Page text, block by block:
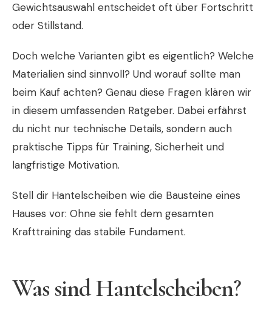
Gewichtsauswahl entscheidet oft über Fortschritt
oder Stillstand.
Doch welche Varianten gibt es eigentlich? Welche
Materialien sind sinnvoll? Und worauf sollte man
beim Kauf achten? Genau diese Fragen klären wir
in diesem umfassenden Ratgeber. Dabei erfährst
du nicht nur technische Details, sondern auch
praktische Tipps für Training, Sicherheit und
langfristige Motivation.
Stell dir Hantelscheiben wie die Bausteine eines
Hauses vor: Ohne sie fehlt dem gesamten
Krafttraining das stabile Fundament.
Was sind Hantelscheiben?